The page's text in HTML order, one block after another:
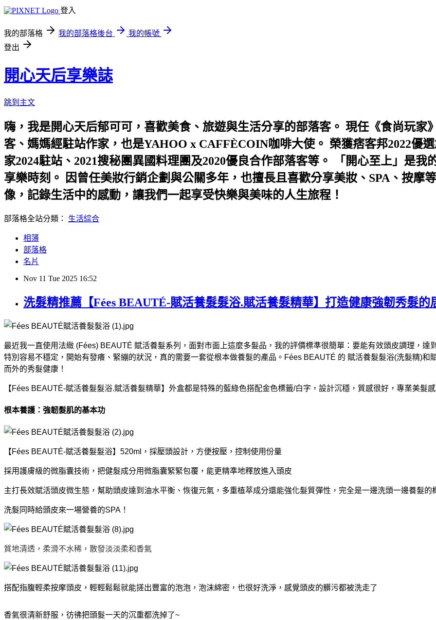
登入
我的部落格 我的部落格後台
我的帳號
登出
開心天后享樂誌
跳到主文
嗨，我是開心天后郁可可，喜歡美食、旅遊與生活分享的部落客。 現任《食尚玩家
客、媽媽經駐站作家，也是YAHOO x CAFFÈCOIN咖啡大使。 榮獲痞客邦2022優
家2024駐站、2021搜秘團異國料理團及2020優良合作部落客等。 「開心至上」是
享樂時刻。 因曾任美妝行銷企劃與公關多年，也擅長且喜歡分享美妝、SPA、按摩
像，記錄生活中的感動，讓我們一起享受快樂與美味的人生旅程！
部落格全站分類： 生活綜合
相簿
部落格
名片
Nov 11 Tue 2025 16:52
洗髮精推薦【Fées BEAUTÉ-賦活養髮髮浴.賦活養髮精華】打造健康強韌秀髮的
最近我一直使用法緻 (Fées) BEAUTÉ 賦活養髮系列，面對市面上這麼多髮品，我的評價標準很簡單：要能有效頭皮調理，
特別容易不穩定，開始有發癢、緊繃的狀況，真的需要一套從根本做養髮的產品。Fées BEAUTÉ 的 賦活養髮髮浴(洗髮精)
而外的秀髮健康！
【Fées BEAUTÉ-賦活養髮髮浴.賦活養髮精華】外盒都是特殊的藍綠色搭配金色標籤/白字，設計沉穩，質感很好，專業美髮
根本養護：強韌髮肌的基本功
【Fées BEAUTÉ-賦活養髮髮浴】520ml，採壓頭設計，方便按壓，控制使用份量
採用護膚級的微脂囊技術，把健髮成分用微脂囊緊緊包覆，能更精準地釋放進入頭皮
主打長效賦活頭皮微生態，幫助頭皮達到油水平衡、恢復元氣，多重植萃成分還能強化髮質彈性，完全是一邊洗頭一邊養髮的
洗髮同時給頭皮來一場營養的SPA！
質地清透，柔滑不水稀，散發淡淡柔和香氣
搭配指腹輕柔按摩頭皮，輕輕鬆鬆就能搓出豐富的泡泡，泡沫綿密，也很好洗淨，感覺頭皮的髒污都被洗走了
香氣很清新舒服，彷彿把頭髮一天的沉重都洗掉了~